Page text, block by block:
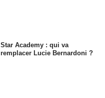
Star Academy : qui va
remplacer Lucie Bernardoni ?